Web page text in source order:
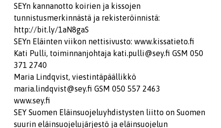
SEYn kannanotto koirien ja kissojen
tunnistusmerkinnästä ja rekisteröinnistä:
http://bit.ly/1aN8gaS
SEYn Eläinten viikon nettisivusto: www.kissatieto.fi
Kati Pulli, toiminnanjohtaja kati.pulli@sey.fi GSM 050
371 2740
Maria Lindqvist, viestintäpäällikkö
maria.lindqvist@sey.fi GSM 050 557 2463
www.sey.fi
SEY Suomen Eläinsuojeluyhdistysten liitto on Suomen
suurin eläinsuojelujärjestö ja eläinsuojelun